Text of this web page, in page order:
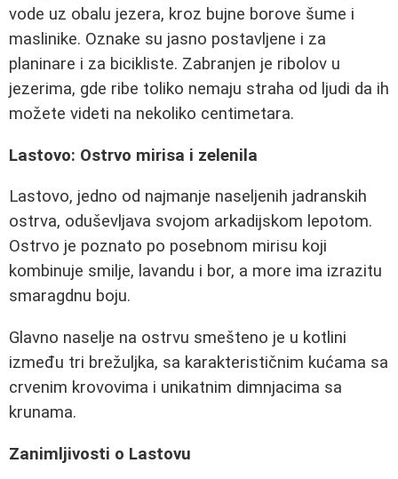
vode uz obalu jezera, kroz bujne borove šume i
maslinike. Oznake su jasno postavljene i za
planinare i za bicikliste. Zabranjen je ribolov u
jezerima, gde ribe toliko nemaju straha od ljudi da ih
možete videti na nekoliko centimetara.
Lastovo: Ostrvo mirisa i zelenila
Lastovo, jedno od najmanje naseljenih jadranskih
ostrva, oduševljava svojom arkadijskom lepotom.
Ostrvo je poznato po posebnom mirisu koji
kombinuje smilje, lavandu i bor, a more ima izrazitu
smaragdnu boju.
Glavno naselje na ostrvu smešteno je u kotlini
između tri brežuljka, sa karakterističnim kućama sa
crvenim krovovima i unikatnim dimnjacima sa
krunama.
Zanimljivosti o Lastovu